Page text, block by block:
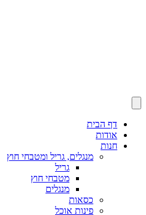
דף הבית
אודות
חנות
מנגלים, גריל ומטבחי חוץ
גריל
מטבחי חוץ
מנגלים
כסאות
פינות אוכל